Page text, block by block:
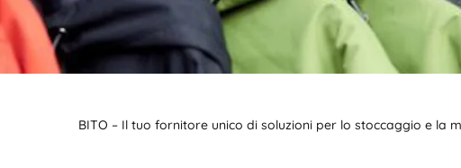
BITO – Il tuo fornitore unico di soluzioni per lo stoccaggio e la